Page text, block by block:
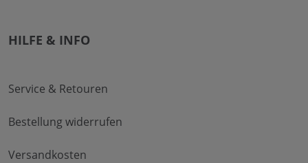
HILFE & INFO
Service & Retouren
Bestellung widerrufen
Versandkosten